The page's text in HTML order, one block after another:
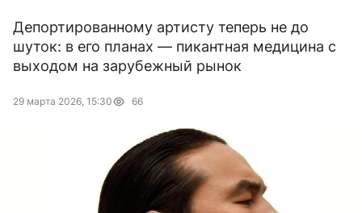
Депортированному артисту теперь не до
шуток: в его планах — пикантная медицина с
выходом на зарубежный рынок
29 марта 2026, 15:30 66